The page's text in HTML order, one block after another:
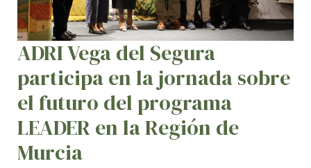
ADRI Vega del Segura
participa en la jornada sobre
el futuro del programa
LEADER en la Región de
Murcia
sobre
el
futuro
programa
LEADER
la